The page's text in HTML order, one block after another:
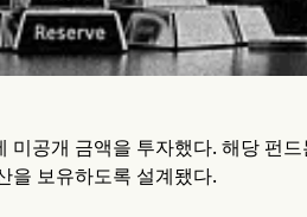
공개 금액을 투자했다. 해당 펀
을 보유하도록 설계됐다.